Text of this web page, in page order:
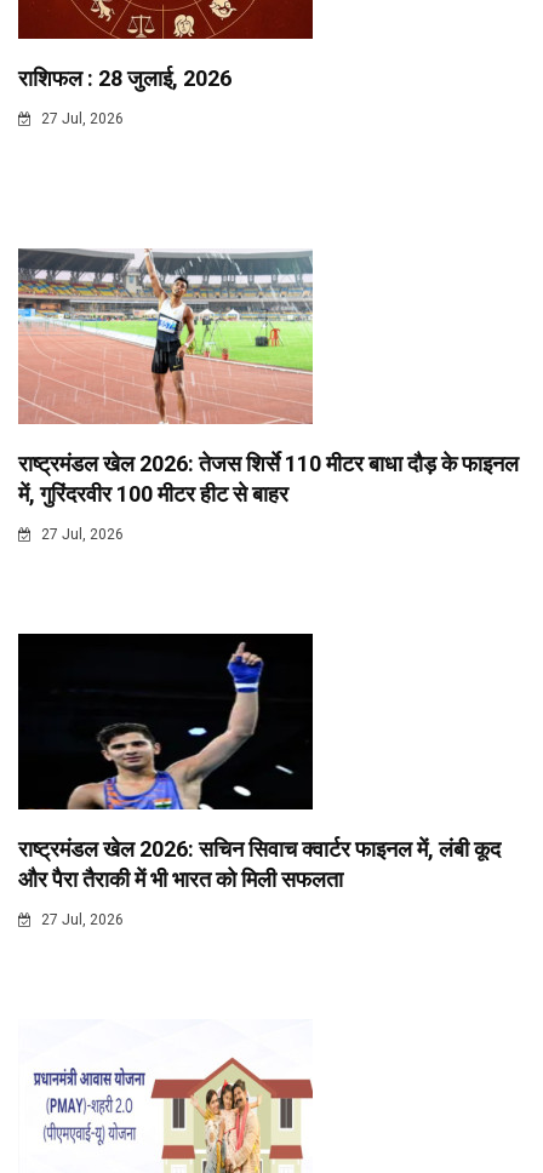
राशिफल : 28 जुलाई, 2026
27 Jul, 2026
राष्ट्रमंडल खेल 2026: तेजस शिर्से 110 मीटर बाधा दौड़ के फाइनल
में, गुरिंदरवीर 100 मीटर हीट से बाहर
27 Jul, 2026
राष्ट्रमंडल खेल 2026: सचिन सिवाच क्वार्टर फाइनल में, लंबी कूद
और पैरा तैराकी में भी भारत को मिली सफलता
27 Jul, 2026